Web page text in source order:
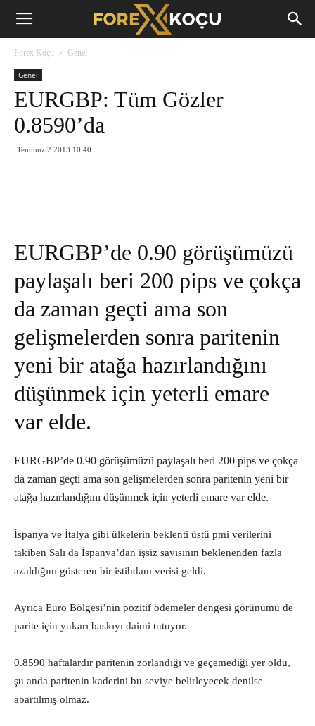
Forex
Forex Koçu Genel
Genel
EURGBP: Tüm Gözler
0.8590’da
Temmuz 2 2013 10:40
EURGBP’de 0.90 görüşümüzü
paylaşalı beri 200 pips ve çokça
da zaman geçti ama son
gelişmelerden sonra paritenin
yeni bir atağa hazırlandığını
düşünmek için yeterli emare
var elde.
EURGBP’de 0.90 görüşümüzü paylaşalı beri 200 pips ve çokça
da zaman geçti ama son gelişmelerden sonra paritenin yeni bir
atağa hazırlandığını düşünmek için yeterli emare var elde.
İspanya ve İtalya gibi ülkelerin beklenti üstü pmi verilerini
takiben Salı da İspanya’dan işsiz sayısının beklenenden fazla
azaldığını gösteren bir istihdam verisi geldi.
Ayrıca Euro Bölgesi’nin pozitif ödemeler dengesi görünümü de
parite için yukarı baskıyı daimi tutuyor.
0.8590 haftalardır paritenin zorlandığı ve geçemediği yer oldu,
şu anda paritenin kaderini bu seviye belirleyecek denilse
abartılmış olmaz.